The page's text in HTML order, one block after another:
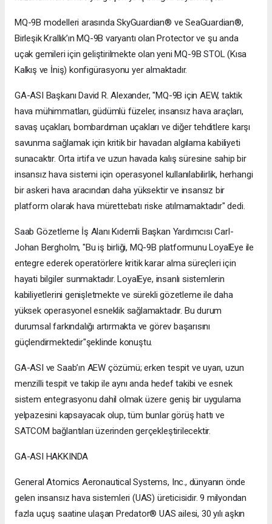
MQ-9B modelleri arasında SkyGuardian® ve SeaGuardian®,
Birleşik Krallık’ın MQ-9B varyantı olan Protector ve şu anda
uçak gemileri için geliştirilmekte olan yeni MQ-9B STOL (Kısa
Kalkış ve İniş) konfigürasyonu yer almaktadır.
GA-ASI Başkanı David R. Alexander, "MQ-9B için AEW, taktik
hava mühimmatları, güdümlü füzeler, insansız hava araçları,
savaş uçakları, bombardıman uçakları ve diğer tehditlere karşı
savunma sağlamak için kritik bir havadan algılama kabiliyeti
sunacaktır. Orta irtifa ve uzun havada kalış süresine sahip bir
insansız hava sistemi için operasyonel kullanılabilirlik, herhangi
bir askeri hava aracından daha yüksektir ve insansız bir
platform olarak hava mürettebatı riske atılmamaktadır" dedi.
Saab Gözetleme İş Alanı Kıdemli Başkan Yardımcısı Carl-
Johan Bergholm, "Bu iş birliği, MQ-9B platformunu LoyalEye ile
entegre ederek operatörlere kritik karar alma süreçleri için
hayati bilgiler sunmaktadır. LoyalEye, insanlı sistemlerin
kabiliyetlerini genişletmekte ve sürekli gözetleme ile daha
yüksek operasyonel esneklik sağlamaktadır. Bu durum
durumsal farkındalığı artırmakta ve görev başarısını
güçlendirmektedir"şeklinde konuştu.
GA-ASI ve Saab’ın AEW çözümü; erken tespit ve uyarı, uzun
menzilli tespit ve takip ile aynı anda hedef takibi ve esnek
sistem entegrasyonu dahil olmak üzere geniş bir uygulama
yelpazesini kapsayacak olup, tüm bunlar görüş hattı ve
SATCOM bağlantıları üzerinden gerçekleştirilecektir.
GA-ASI HAKKINDA
General Atomics Aeronautical Systems, Inc., dünyanın önde
gelen insansız hava sistemleri (UAS) üreticisidir. 9 milyondan
fazla uçuş saatine ulaşan Predator® UAS ailesi, 30 yılı aşkın